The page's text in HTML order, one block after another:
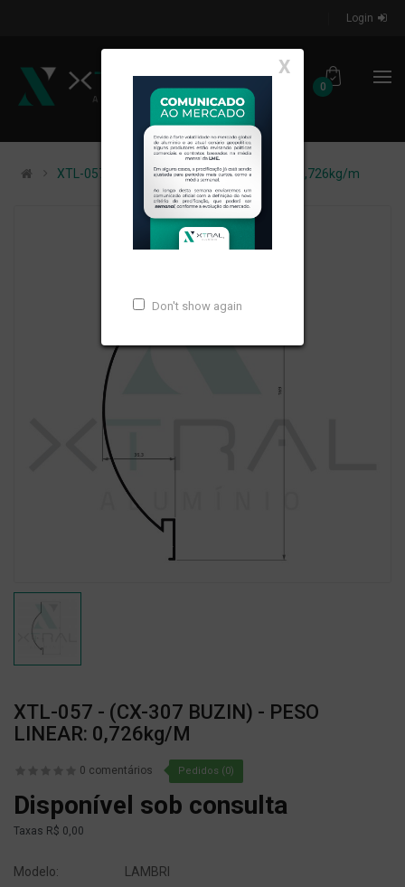
Login
0
X
Don't show again
XTL-057 - (CX-307 BUZIN) - PESO LINEAR: 0,726kg/m
XTL-057 - (CX-307 BUZIN) - PESO
LINEAR: 0,726kg/m
0 comentários Pedidos (0)
Disponível sob consulta
Taxas R$ 0,00
Modelo:
LAMBRI